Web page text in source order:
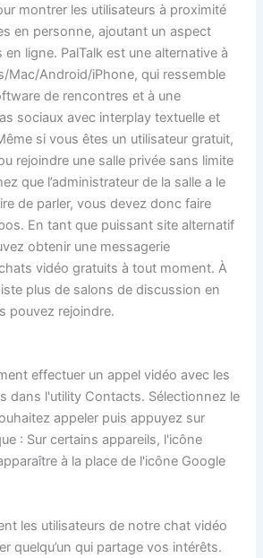
montrer les utilisateurs à proximité
en personne, ajoutant un aspect
en ligne. PalTalk est une alternative à
Mac/Android/iPhone, qui ressemble
de rencontres et à une
sociaux avec interplay textuelle et
si vous êtes un utilisateur gratuit,
rejoindre une salle privée sans limite
que l’administrateur de la salle a le
de parler, vous devez donc faire
En tant que puissant site alternatif
obtenir une messagerie
vidéo gratuits à tout moment. À
plus de salons de discussion en
pouvez rejoindre.
effectuer un appel vidéo avec les
dans l'utility Contacts. Sélectionnez le
appeler puis appuyez sur
: Sur certains appareils, l'icône
à la place de l'icône Google
les utilisateurs de notre chat vidéo
quelqu’un qui partage vos intérêts.